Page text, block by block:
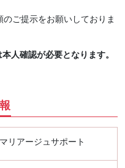
ご提示をお願いしておりま
人確認が必要となります。
リアージュサポート